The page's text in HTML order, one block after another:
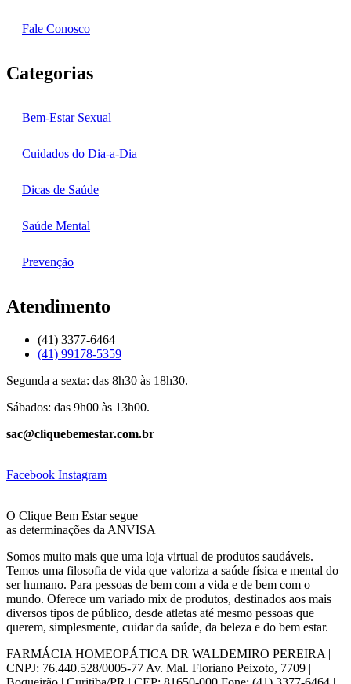
Fale Conosco
Categorias
Bem-Estar Sexual
Cuidados do Dia-a-Dia
Dicas de Saúde
Saúde Mental
Prevenção
Atendimento
(41) 3377-6464
(41) 99178-5359
Segunda a sexta: das 8h30 às 18h30.
Sábados: das 9h00 às 13h00.
sac@cliquebemestar.com.br
Facebook Instagram
O Clique Bem Estar segue
as determinações da ANVISA
Somos muito mais que uma loja virtual de produtos saudáveis.
Temos uma filosofia de vida que valoriza a saúde física e mental do
ser humano. Para pessoas de bem com a vida e de bem com o
mundo. Oferece um variado mix de produtos, destinados aos mais
diversos tipos de público, desde atletas até mesmo pessoas que
querem, simplesmente, cuidar da saúde, da beleza e do bem estar.
FARMÁCIA HOMEOPÁTICA DR WALDEMIRO PEREIRA |
CNPJ: 76.440.528/0005-77 Av. Mal. Floriano Peixoto, 7709 |